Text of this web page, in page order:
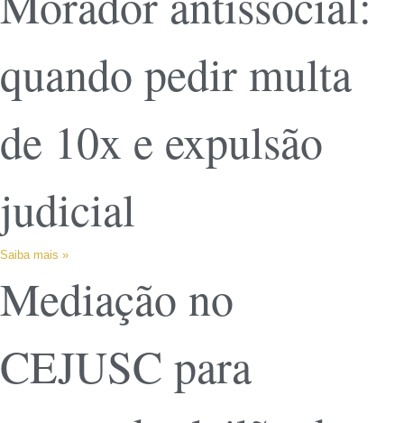
quando pedir multa
de 10x e expulsão
judicial
Saiba mais »
Mediação no
CEJUSC para